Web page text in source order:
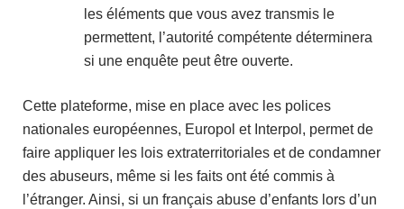
les éléments que vous avez transmis le
permettent, l’autorité compétente déterminera
si une enquête peut être ouverte.
Cette plateforme, mise en place avec les polices
nationales européennes, Europol et Interpol, permet de
faire appliquer les lois extraterritoriales et de condamner
des abuseurs, même si les faits ont été commis à
l’étranger. Ainsi, si un français abuse d’enfants lors d’un